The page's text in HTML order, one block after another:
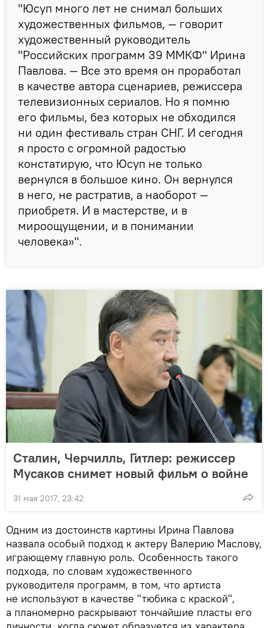
"Юсуп много лет не снимал больших
художественных фильмов, — говорит
художественный руководитель
"Российских программ 39 ММКФ" Ирина
Павлова. — Все это время он проработал
в качестве автора сценариев, режиссера
телевизионных сериалов. Но я помню
его фильмы, без которых не обходился
ни один фестиваль стран СНГ. И сегодня
я просто с огромной радостью
констатирую, что Юсуп не только
вернулся в большое кино. Он вернулся
в него, не растратив, а наоборот —
приобретя. И в мастерстве, и в
мироощущении, и в понимании
человека»".
Сталин, Черчилль, Гитлер: режиссер
Мусаков снимет новый фильм о войне
31 мая 2017, 23:42
Одним из достоинств картины Ирина Павлова
назвала особый подход к актеру Валерию Маслову,
играющему главную роль. Особенность такого
подхода, по словам художественного
руководителя программ, в том, что артиста
не используют в качестве "тюбика с краской",
а планомерно раскрывают тончайшие пласты его